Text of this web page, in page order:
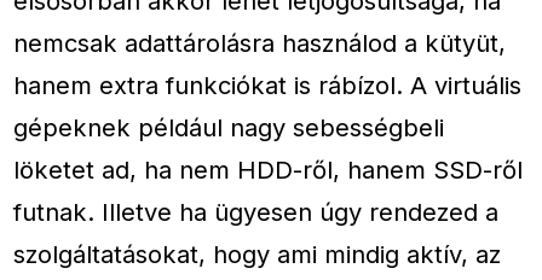
nemcsak adattárolásra használod a kütyüt,
hanem extra funkciókat is rábízol. A virtuális
gépeknek például nagy sebességbeli
löketet ad, ha nem HDD-ről, hanem SSD-ről
futnak. Illetve ha ügyesen úgy rendezed a
szolgáltatásokat, hogy ami mindig aktív, az